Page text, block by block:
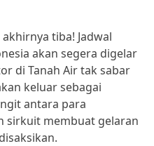
tiba! Jadwal
akan segera digelar
di Tanah Air tak sabar
keluar sebagai
antara para
sirkuit membuat gelaran